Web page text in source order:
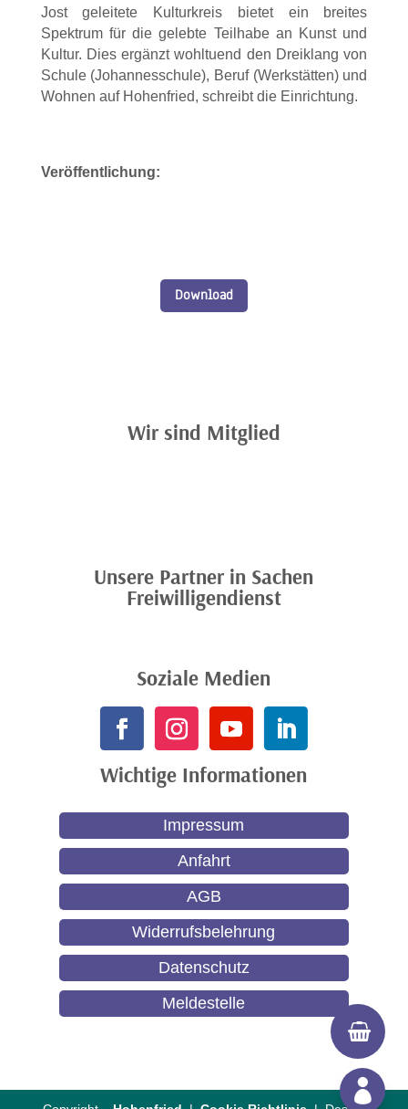

Jost geleitete Kulturkreis bietet ein breites
Spektrum für die gelebte Teilhabe an Kunst und
Kultur. Dies ergänzt wohltuend den Dreiklang von
Schule (Johannesschule), Beruf (Werkstätten) und
Wohnen auf Hohenfried, schreibt die Einrichtung.
Veröffentlichung:
Download
Wir sind Mitglied
Unsere Partner in Sachen
Freiwilligendienst
Soziale Medien
Wichtige Informationen
Impressum
Anfahrt
AGB
Widerrufsbelehrung
Datenschutz
Meldestelle